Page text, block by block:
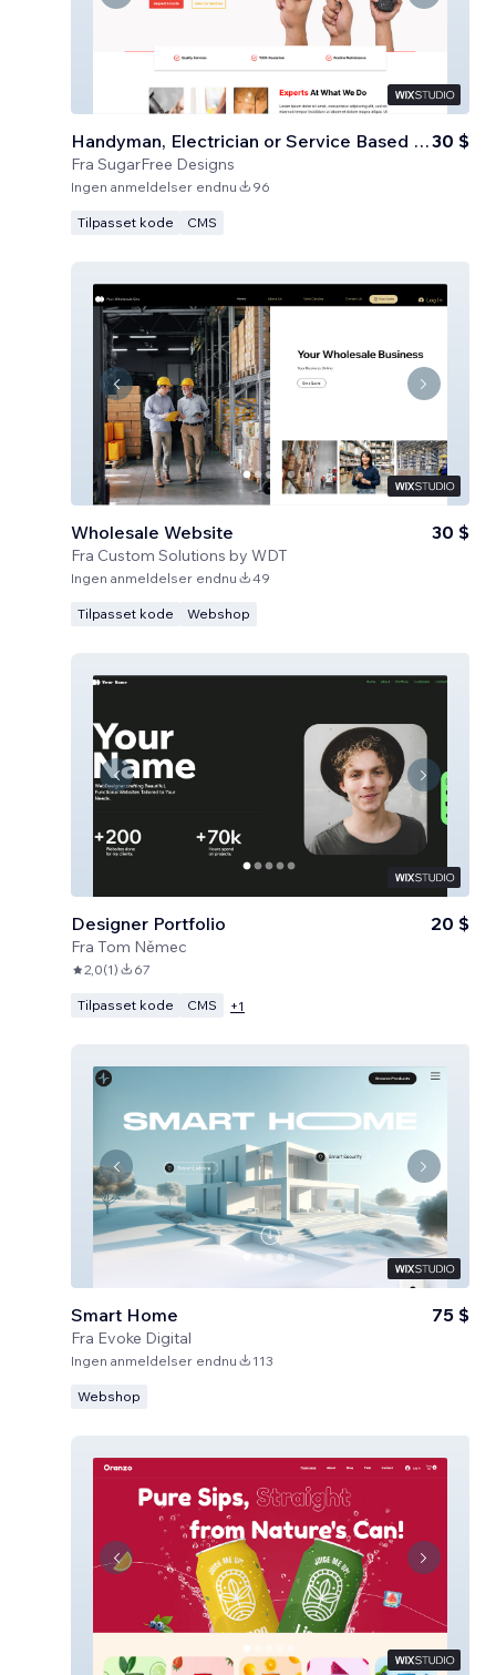
Handyman, Electrician or Service Based Business
Fra SugarFree Designs
30 $
Ingen anmeldelser endnu 96
Tilpasset kode CMS
Wholesale Website
Fra Custom Solutions by WDT
30 $
Ingen anmeldelser endnu 49
Tilpasset kode Webshop
Designer Portfolio
Fra Tom Němec
20 $
2,0(1) 67
Tilpasset kode CMS +1
Smart Home
Fra Evoke Digital
75 $
Ingen anmeldelser endnu 113
Webshop